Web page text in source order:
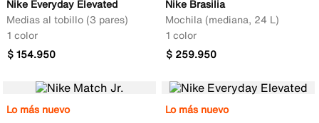
Nike Everyday Elevated
Medias al tobillo (3 pares)
1 color
$154.950
Nike Brasilia
Mochila (mediana, 24 L)
1 color
$ 259.950
Lo más nuevo
Lo más nuevo